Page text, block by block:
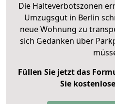
Die Halteverbotszonen
Umzugsgut in Berlin
neue Wohnung zu
sich Gedanken über
Füllen Sie jetzt das
Sie